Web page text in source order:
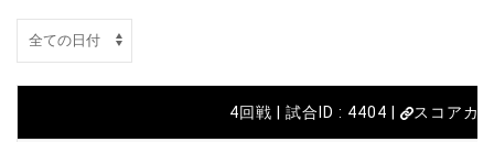
4回戦 | 試合ID : 4404 | スコアカ